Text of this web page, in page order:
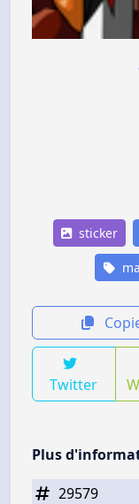
sticker
Twitter
Plus
29579